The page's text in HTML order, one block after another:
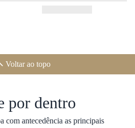
Voltar ao topo
por dentro
com antecedência as principais